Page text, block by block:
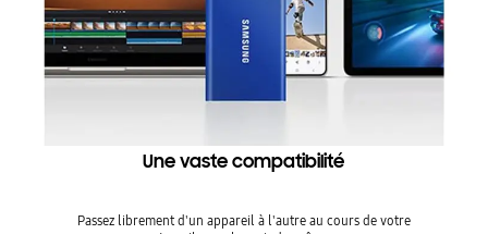
Une vaste compatibilité
Passez librement d'un appareil à l'autre au cours de votre